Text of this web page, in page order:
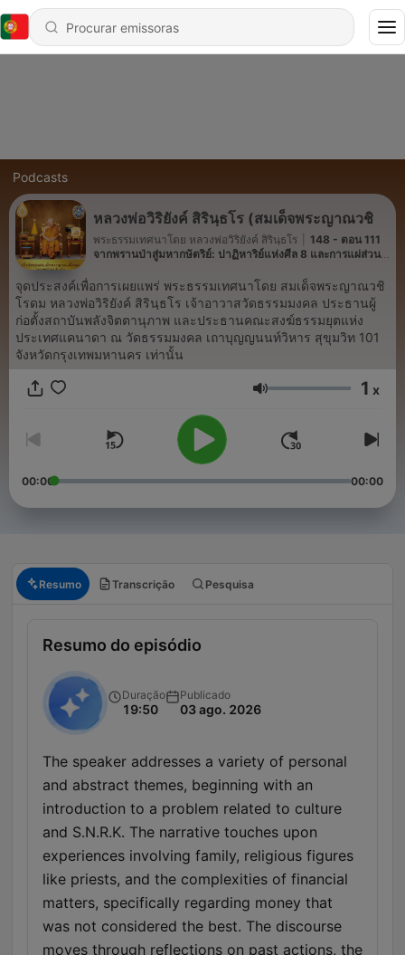
Podcasts
หลวงพ่อวิริยังค์ สิรินฺธโร (สมเด็จพระญาณวชิ
พระธรรมเทศนาโดย หลวงพ่อวิริยังค์ สิรินฺธโร
148 - ตอน 111
จากพรานป่าสู่มหากษัตริย์: ปาฏิหาริย์แห่งศีล 8 และการแผ่ส่วน
วิริยังค์ สิรินฺธโร)
จุดประสงค์เพื่อการเผยแพร่ พระธรรมเทศนาโดย สมเด็จพระญาณวชิ
โรดม หลวงพ่อวิริยังค์ สิรินฺธโร เจ้าอาวาสวัดธรรมมงคล ประธานผู้
ก่อตั้งสถาบันพลังจิตตานุภาพ และประธานคณะสงฆ์ธรรมยุตแห่ง
ประเทศแคนาดา ณ วัดธรรมมงคล เถาบุญญนนท์วิหาร สุขุมวิท 101
จังหวัดกรุงเทพมหานคร เท่านั้น
Volume 1 x
00:00 00:00
Resumo Transcrição Pesquisa
Resumo do episódio
Duração
19:50
Publicado
03 ago. 2026
The speaker addresses a variety of personal
and abstract themes, beginning with an
introduction to a problem related to culture
and S.N.R.K. The narrative touches upon
experiences involving family, religious figures
like priests, and the complexities of financial
matters, specifically regarding money that
was not considered the best. The discourse
moves through reflections on past actions, the